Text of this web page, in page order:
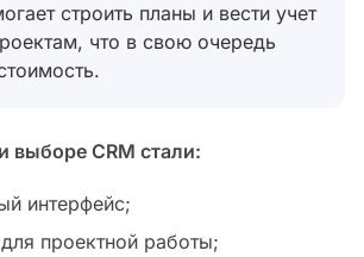
строить планы и вести учет
что в свою очередь
выборе CRM стали:
интерфейс;
проектной работы;